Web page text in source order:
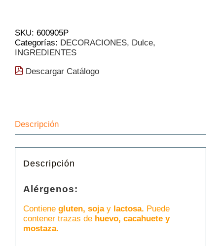
cantidad
SKU: 600905P
Categorías: DECORACIONES, Dulce,
INGREDIENTES
Descargar Catálogo
Descripción
Descripción
Alérgenos:
Contiene gluten, sojaylactosa. Puede
contener trazas de huevo, cacahuete y
mostaza.